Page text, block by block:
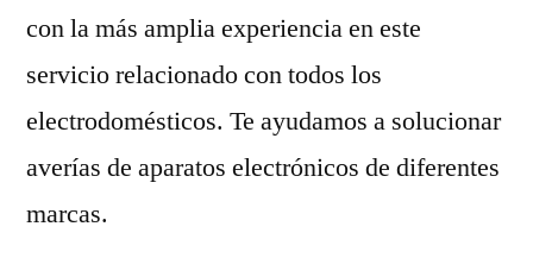
con la más amplia experiencia en este
servicio relacionado con todos los
electrodomésticos. Te ayudamos a solucionar
averías de aparatos electrónicos de diferentes
marcas.